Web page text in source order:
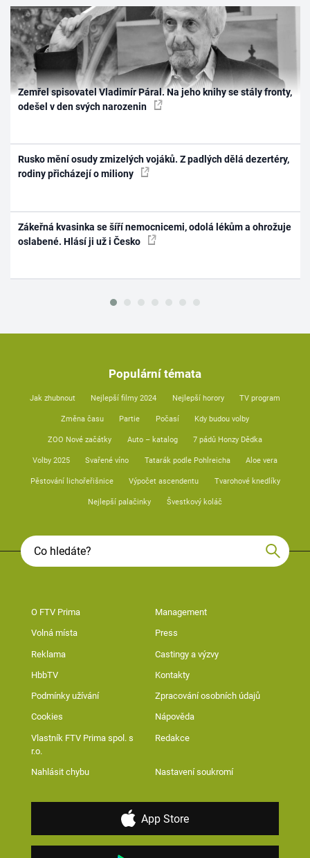
Zemřel spisovatel Vladimír Páral. Na jeho knihy se stály fronty,
odešel v den svých narozenin
Rusko mění osudy zmizelých vojáků. Z padlých dělá dezertéry,
rodiny přicházejí o miliony
Zákeřná kvasinka se šíří nemocnicemi, odolá lékům a ohrožuje
oslabené. Hlásí ji už i Česko
Populární témata
Jak zhubnout Nejlepší filmy 2024 Nejlepší horory TV program
Změna času Partie Počasí Kdy budou volby
ZOO Nové začátky Auto – katalog 7 pádů Honzy Dědka
Volby 2025 Svařené víno Tatarák podle Pohlreicha Aloe vera
Pěstování lichořeřišnice Výpočet ascendentu Tvarohové knedlíky
Nejlepší palačinky Švestkový koláč
O FTV Prima Management
Volná místa Press
Reklama Castingy a výzvy
HbbTV Kontakty
Podmínky užívání Zpracování osobních údajů
Cookies Nápověda
Vlastník FTV Prima spol. s
r.o.
Redakce
Nahlásit chybu Nastavení soukromí
App Store